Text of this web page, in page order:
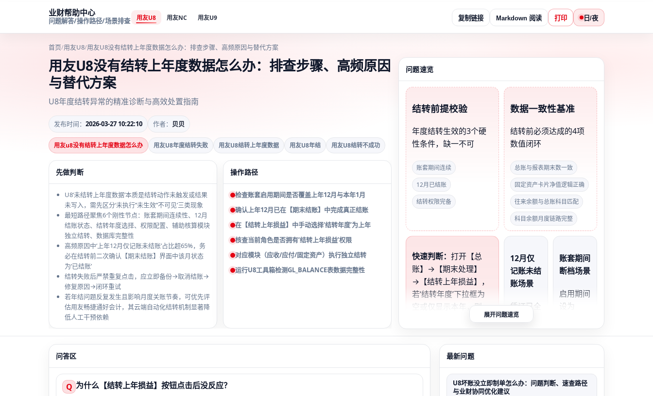
业财帮助中心
问题解答/操作路径/场景排查 用友U8 用友NC 用友U9 复制链接 Markdown 阅读 打印 日/夜
首页/用友U8/用友U8没有结转上年度数据怎么办：排查步骤、高频原因与替代方案
用友U8没有结转上年度数据怎么办：排查步骤、高频原因
与替代方案
U8年度结转异常的精准诊断与高效处置指南
发布时间： 2026-03-27 10:22:10 作者： 贝贝
用友u8没有结转上年度数据怎么办 用友U8年度结转失败 用友U8结转上年度数据 用友U8年结 用友U8结转不成功
先做判断
U8‘未结转上年度数据’本质是结转动作未触发或结果
未写入，需先区分‘未执行’‘未生效’‘不可见’三类现象
最短路径聚焦6个刚性节点：账套期间连续性、12月
结账状态、结转年度选择、权限配置、辅助核算模块
独立结转、数据库完整性
高频原因中‘上年12月仅记账未结账’占比超65%，务
必在结转前二次确认【期末结账】界面中该月状态
为‘已结账’
结转失败后严禁重复点击，应立即备份→取消结账→
修复原因→闭环重试
若年结问题反复发生且影响月度关账节奏，可优先评
估用友畅捷通好会计，其云端自动化结转机制显著降
低人工干预依赖
操作路径
检查账套启用期间是否覆盖上年12月与本年1月
确认上年12月已在【期末结账】中完成真正结账
在【结转上年损益】中手动选择‘结转年度’为上年
核查当前角色是否拥有‘结转上年损益’权限
对应模块（应收/应付/固定资产）执行独立结转
运行U8工具箱检测GL_BALANCE表数据完整性
问题速览
结转前提校验
年度结转生效的3个硬
性条件，缺一不可
账套期间连续
12月已结账
结转权限完备
数据一致性基准
结转前必须达成的4项
数值闭环
总账与报表期末数一致
固定资产卡片净值逻辑正确
往来余额与总账科目匹配
科目余额月度链路完整
快速判断：打开【总
账】→【期末处理】
→【结转上年损益】，
若‘结转年度’下拉框为
空或仅显示本年，则
100%为账套期间未覆
盖上年；若下拉有上年
但点击‘确定’后无反
应，90%为12月未真正
结账。
12月仅
记账未结
账场景
凭证已全
部记账，
但【期末
结账】界
月状态
为‘已记
账套期间
断档场景
启用期间
设为
–
2023.12
统无法识
别2024
展开问题速览
问答区
Q 为什么【结转上年损益】按钮点击后没反应？
最新问题
U8坏账没立即制单怎么办：问题判断、速查路径
与业财协同优化建议